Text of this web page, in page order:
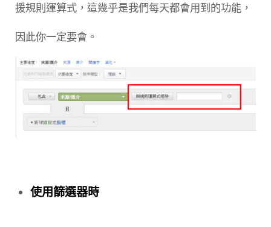
援規則運算式，這幾乎是我們每天都會用到的功能，
因此你一定要會。
使用篩選器時